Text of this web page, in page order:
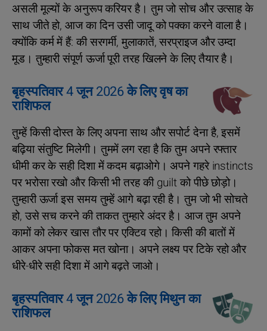
असली मूल्यों के अनुरूप करियर है। तुम जो सोच और उत्साह के
साथ जीते हो, आज का दिन उसी जादू को पक्का करने वाला है।
क्योंकि कर्म में हैं: की सरगर्मी, मुलाकातें, सरप्राइज और उम्दा
मूड। तुम्हारी संपूर्ण ऊर्जा पूरी तरह खिलने के लिए तैयार है।
बृहस्पतिवार 4 जून 2026 के लिए वृष का
राशिफल
तुम्हें किसी दोस्त के लिए अपना साथ और सपोर्ट देना है, इसमें
बढ़िया संतुष्टि मिलेगी। तुममें लग रहा है कि तुम अपने रफ्तार
धीमी कर के सही दिशा में कदम बढ़ाओगे। अपने गहरे instincts
पर भरोसा रखो और किसी भी तरह की guilt को पीछे छोड़ो।
तुम्हारी ऊर्जा इस समय तुम्हें आगे बढ़ा रही है। तुम जो भी सोचते
हो, उसे सच करने की ताकत तुम्हारे अंदर है। आज तुम अपने
कामों को लेकर खास तौर पर एक्टिव रहो। किसी की बातों में
आकर अपना फोकस मत खोना। अपने लक्ष्य पर टिके रहो और
धीरे-धीरे सही दिशा में आगे बढ़ते जाओ।
बृहस्पतिवार 4 जून 2026 के लिए मिथुन का
राशिफल